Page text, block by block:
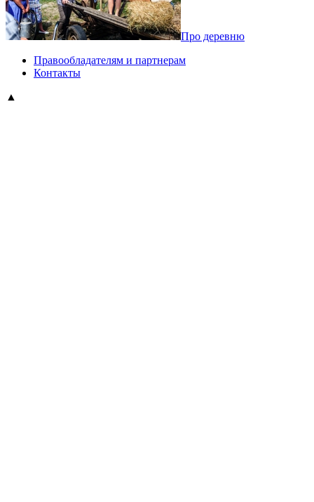
Про деревню
Правообладателям и партнерам
Контакты
▲